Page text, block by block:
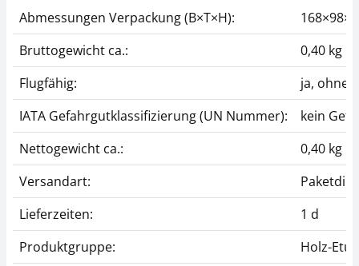
Abmessungen Verpackung (B×T×H):
Bruttogewicht ca.:
0,40 kg
Flugfähig:
ja, ohne
IATA Gefahrgutklassifizierung (UN Nummer):
kein
Nettogewicht ca.:
0,40 kg
Versandart:
Lieferzeiten:
1 d
Produktgruppe:
Holz-